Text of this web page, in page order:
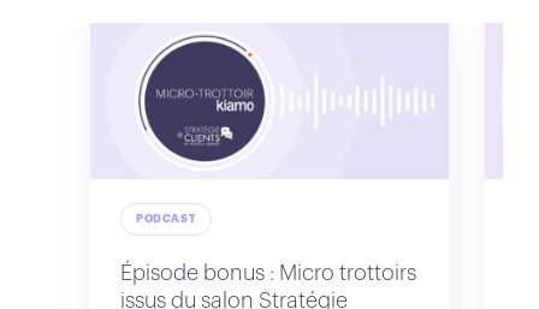
PODCAST
Épisode bonus : Micro trottoirs
issus du salon Stratégie